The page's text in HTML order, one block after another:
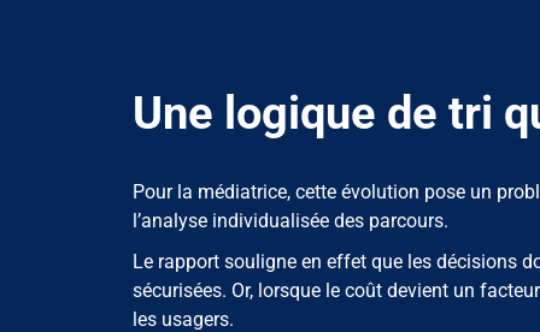
Une logique de tri
Pour la médiatrice, cette évolution pose un
l’analyse individualisée des parcours.
Le rapport souligne en effet que les décisions
sécurisées. Or, lorsque le coût devient un
les usagers.